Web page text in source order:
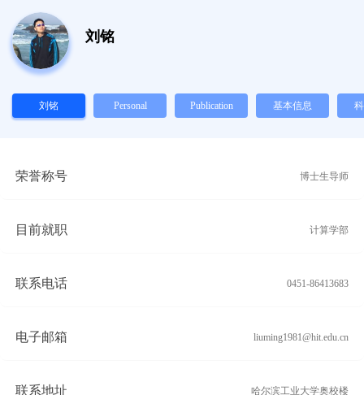
刘铭
刘铭 Personal Publication 基本信息
荣誉称号 博士生导师
目前就职 计算学部
联系电话 0451-86413683
电子邮箱 liuming1981@hit.edu.cn
联系地址 哈尔滨工业大学奥校楼